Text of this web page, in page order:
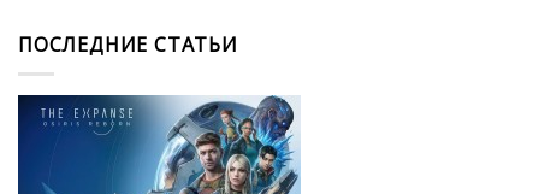
ПОСЛЕДНИЕ СТАТЬИ